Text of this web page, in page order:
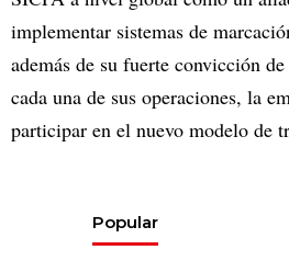
implementar sistemas de
además de su fuerte convicción
cada una de sus operaciones, la
participar en el nuevo modelo de
Popular